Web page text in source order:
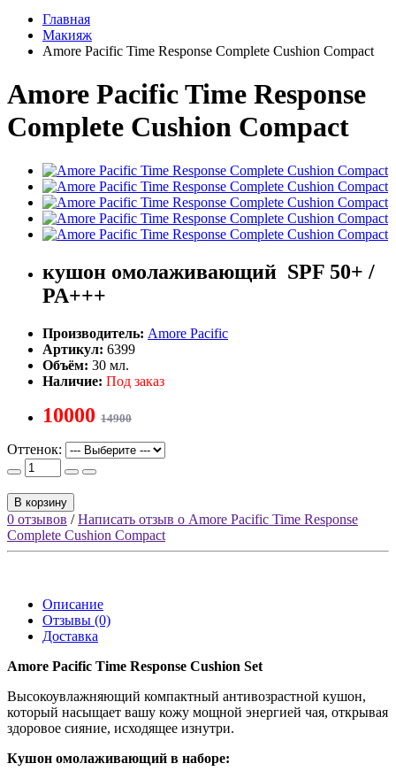
Главная
Макияж
Amore Pacific Time Response Complete Cushion Compact
Amore Pacific Time Response
Complete Cushion Compact
кушон омолаживающий SPF 50+ /
PA+++
Производитель: Amore Pacific
Артикул: 6399
Объём: 30 мл.
Наличие: Под заказ
10000 14900
Оттенок:
В корзину
0 отзывов /Написать отзыв о Amore Pacific Time Response
Complete Cushion Compact
Описание
Отзывы (0)
Доставка
Amore Pacific Time Response Cushion Set
​Высокоувлажняющий компактный антивозрастной кушон,
который насыщает вашу кожу мощной энергией чая, открывая
здоровое сияние, исходящее изнутри.
Кушон омолаживающий в наборе: